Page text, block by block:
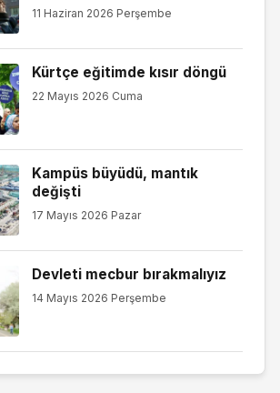
11 Haziran 2026 Perşembe
Kürtçe eğitimde kısır döngü
22 Mayıs 2026 Cuma
Kampüs büyüdü, mantık
değişti
17 Mayıs 2026 Pazar
Devleti mecbur bırakmalıyız
14 Mayıs 2026 Perşembe